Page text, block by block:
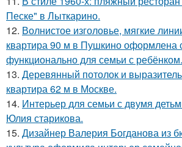
Песке" в Лыткарино.
12. Волнистое изголовье, мягкие
квартира 90 м в Пушкино оформлена
функционально для семьи с ребёнком.
13. Деревянный потолок и
квартира 62 м в Москве.
14. Интерьер для семьи с двумя
Юлия старикова.
15. Дизайнер Валерия Богданова из